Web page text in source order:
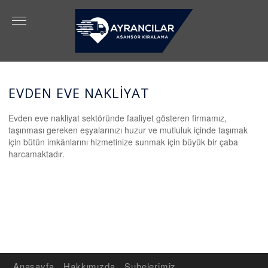
EVDEN EVE NAKLİYAT
Evden eve nakliyat sektöründe faaliyet gösteren firmamız,
taşınması gereken eşyalarınızı huzur ve mutluluk içinde taşımak
için bütün imkânlarını hizmetinize sunmak için büyük bir çaba
harcamaktadır.